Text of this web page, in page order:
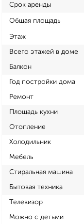
Срок аренды
Общая площадь
Этаж
Всего этажей в доме
Балкон
Год постройки дома
Ремонт
Площадь кухни
Отопление
Холодильник
Мебель
Стиральная машина
Бытовая техника
Телевизор
Можно с детьми